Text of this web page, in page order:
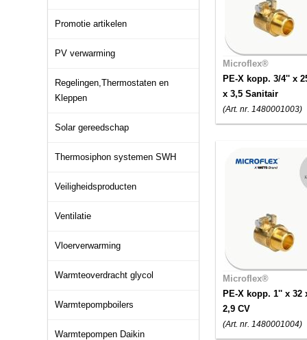
Promotie artikelen
PV verwarming
Regelingen,Thermostaten en
Kleppen
Solar gereedschap
Thermosiphon systemen SWH
Veiligheidsproducten
Ventilatie
Vloerverwarming
Warmteoverdracht glycol
Warmtepompboilers
Warmtepompen Daikin
Microflex®
PE-X kopp. 3/4'' x
x 3,5 Sanitair
(Art. nr. 1480001003)
Microflex®
PE-X kopp. 1'' x 32
2,9 CV
(Art. nr. 1480001004)